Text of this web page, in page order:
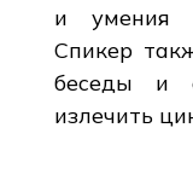
и умения
Спикер
беседы и
излечить